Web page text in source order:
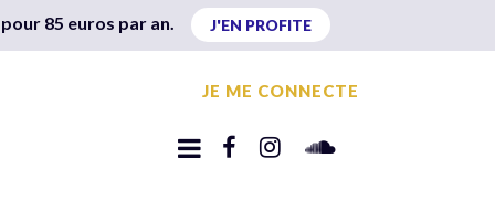
85 euros par an. J'EN PROFITE
JE ME CONNECTE